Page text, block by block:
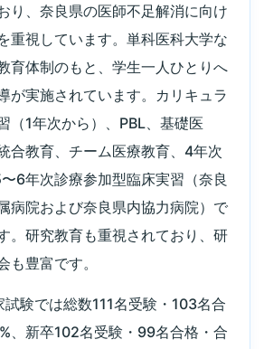
り、奈良県の医師不足解消に向け
重視しています。単科医科大学な
育体制のもと、学生一人ひとりへ
が実施されています。カリキュラ
（1年次から）、PBL、基礎医
合教育、チーム医療教育、4年次
6年次診療参加型臨床実習（奈良
病院および奈良県内協力病院）で
。研究教育も重視されており、研
も豊富です。
験では総数111名受験・103名合
、新卒102名受験・99名合格・合